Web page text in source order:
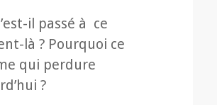
il passé à ce
là ? Pourquoi ce
qui perdure
?